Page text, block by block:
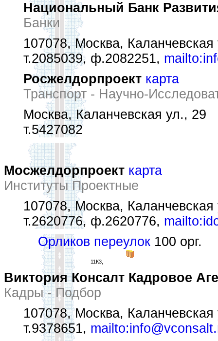
Национальный Банк
Банки
107078, Москва,
т.2085039, ф.2082251,
Росжелдорпроект карта
Транспорт - Научно-
Москва, Каланчевская ул., 29
т.5427082
Мосжелдорпроект карта
Институты Проектные
107078, Москва, Каланчевская
т.2620776, ф.2620776,
Орликов переулок 100 орг.
11К3,
Виктория Консалт Кадровое
Кадры - Подбор
107078, Москва,
т.9378651,